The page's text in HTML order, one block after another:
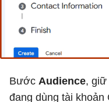
Bước Audience, giữ
đang dùng tài khoản